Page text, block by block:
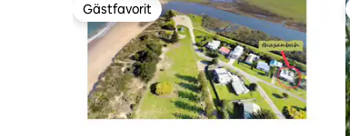
Gästfavorit
Gästfavorit